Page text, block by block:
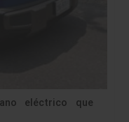
eléctrico que